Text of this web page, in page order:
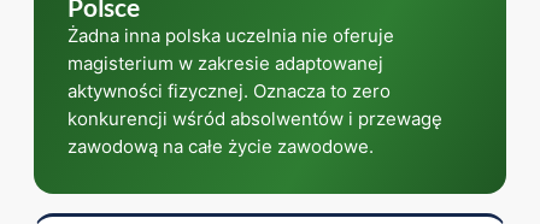
Polsce
Żadna inna polska uczelnia nie oferuje
magisterium w zakresie adaptowanej
aktywności fizycznej. Oznacza to zero
konkurencji wśród absolwentów i przewagę
zawodową na całe życie zawodowe.